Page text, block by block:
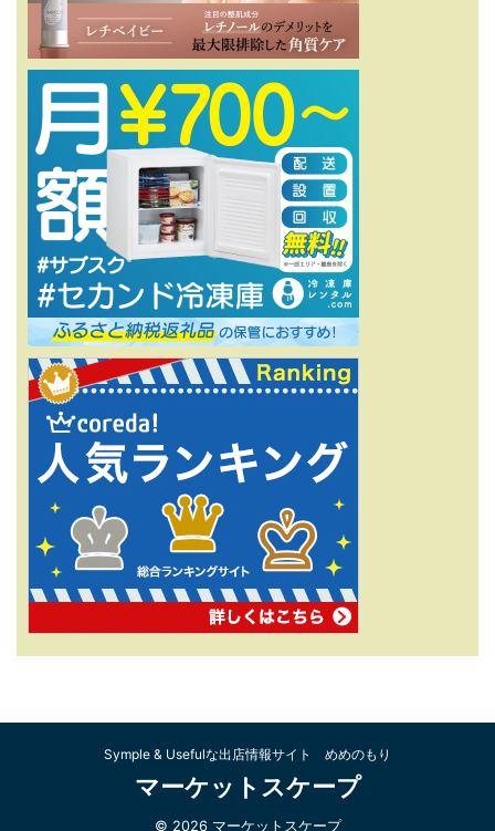
Symple & Usefulな出店情報サイト めめのもり
マーケットスケープ
© 2026 マーケットスケープ